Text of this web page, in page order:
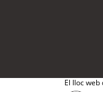
El lloc